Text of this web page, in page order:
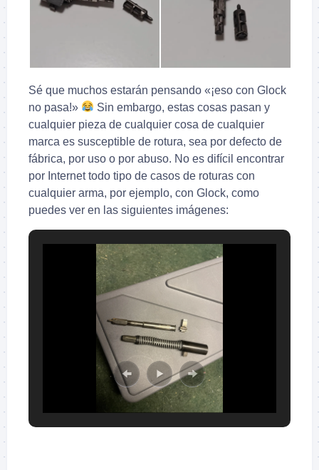
Sé que muchos estarán pensando «¡eso con Glock
no pasa!»
Sin embargo, estas cosas pasan y
cualquier pieza de cualquier cosa de cualquier
marca es susceptible de rotura, sea por defecto de
fábrica, por uso o por abuso. No es difícil encontrar
por Internet todo tipo de casos de roturas con
cualquier arma, por ejemplo, con Glock, como
puedes ver en las siguientes imágenes: